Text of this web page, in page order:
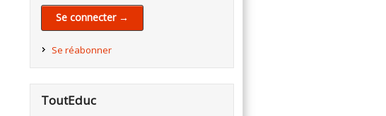
Se connecter →
Se réabonner
ToutEduc